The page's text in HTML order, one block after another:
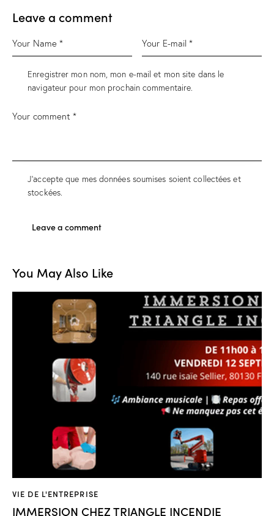
Leave a comment
Enregistrer mon nom, mon e-mail et mon site dans le
navigateur pour mon prochain commentaire.
J'accepte que mes données soumises soient collectées et
stockées.
You May Also Like
VIE DE L'ENTREPRISE
IMMERSION CHEZ TRIANGLE INCENDIE